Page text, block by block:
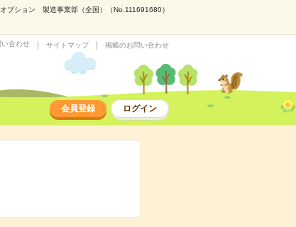
プション 製造事業部（全国）（No.111691680）
合わせ サイトマップ 掲載のお問い合わせ
会員登録 ログイン